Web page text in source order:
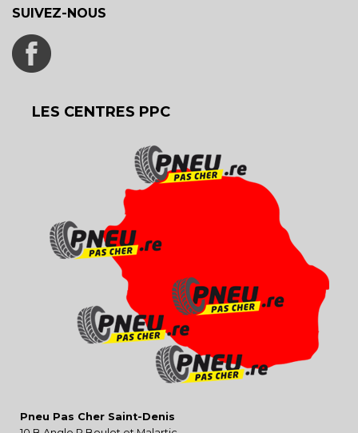
SUIVEZ-NOUS
LES CENTRES PPC
Pneu Pas Cher Saint-Denis